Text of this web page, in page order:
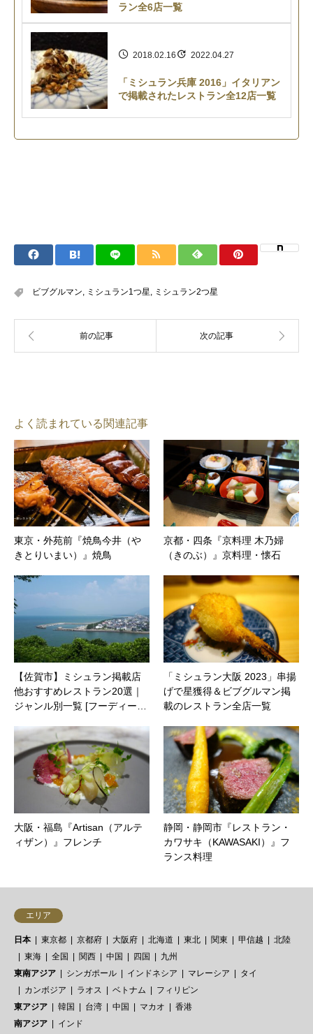
ラン全6店一覧
2018.02.16 2022.04.27
「ミシュラン兵庫 2016」イタリアン
で掲載されたレストラン全12店一覧
ビブグルマン ミシュラン1つ星 ミシュラン2つ星
よく読まれている関連記事
東京・外苑前『焼鳥今井（や
きとりいまい）』焼鳥
京都・四条『京料理 木乃婦
（きのぶ）』京料理・懐石
【佐賀市】ミシュラン掲載店
他おすすめレストラン20選｜
ジャンル別一覧 [フーディー…
「ミシュラン大阪 2023」串揚
げで星獲得＆ビブグルマン掲
載のレストラン全店一覧
大阪・福島『Artisan（アルテ
ィザン）』フレンチ
静岡・静岡市『レストラン・
カワサキ（KAWASAKI）』フ
ランス料理
エリア
日本 東京都 京都府 大阪府 北海道 東北 関東 甲信越
北陸
東海
全国 関西 中国 四国
九州
東南アジア
シンガポール インドネシア マレーシア
タイ
カンボジア
ラオス ベトナム
フィリピン
東アジア
韓国 台湾 中国 マカオ
香港
南アジア
インド